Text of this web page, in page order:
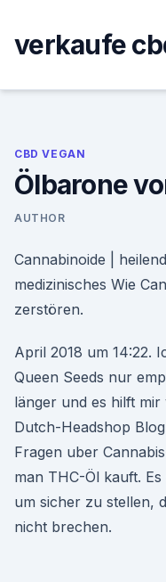
content
verkaufe
CBD VEGAN
Ölbarone
AUTHOR
Cannabinoide |
medizinisches Wie
zerstören.
April 2018 um 14:22.
Queen Seeds nur
länger und es hilft
Dutch-Headshop
Fragen uber
man THC-Öl kauft.
um sicher zu stellen,
nicht brechen.